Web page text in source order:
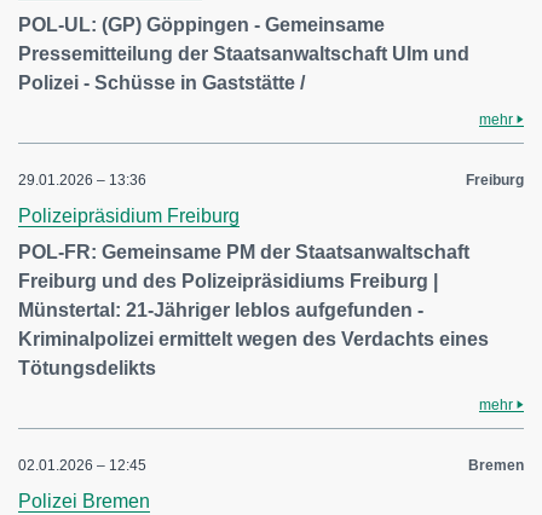
POL-UL: (GP) Göppingen - Gemeinsame
Pressemitteilung der Staatsanwaltschaft Ulm und
Polizei - Schüsse in Gaststätte /
mehr
29.01.2026 – 13:36 Freiburg
Polizeipräsidium Freiburg
POL-FR: Gemeinsame PM der Staatsanwaltschaft
Freiburg und des Polizeipräsidiums Freiburg |
Münstertal: 21-Jähriger leblos aufgefunden -
Kriminalpolizei ermittelt wegen des Verdachts eines
Tötungsdelikts
mehr
02.01.2026 – 12:45 Bremen
Polizei Bremen